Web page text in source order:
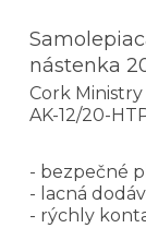
nástenka
Cork Ministry
AK-12/20-
- bezpečné
- lacná
- rýchly